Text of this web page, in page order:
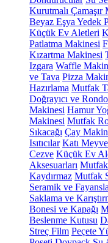
Kurutmalı Çamaşır
Beyaz Eşya Yedek
Küçük Ev Aletleri
Patlatma Makinesi
Kızartma Makinesi
Izgara Waffle
ve Tava Pizza
Hazırlama Mutfak
Doğrayıcı ve
Makinesi Hamur
Makinesi Mutfak
Sıkacağı Çay
Isıtıcılar Katı Meyve
Cezve Küçük Ev
Aksesuarları
Kaydırmaz Mutfak
Seramik ve
Saklama ve
Bonesi ve Kapağı
Beslenme Kutusu
Streç Film Peçete